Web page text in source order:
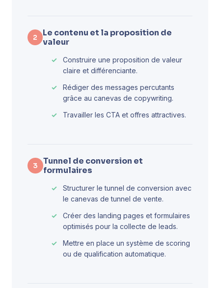
2
Le contenu et la proposition de
valeur
Construire une proposition de valeur
claire et différenciante.
Rédiger des messages percutants
grâce au canevas de copywriting.
Travailler les CTA et offres attractives.
3
Tunnel de conversion et
formulaires
Structurer le tunnel de conversion avec
le canevas de tunnel de vente.
Créer des landing pages et formulaires
optimisés pour la collecte de leads.
Mettre en place un système de scoring
ou de qualification automatique.